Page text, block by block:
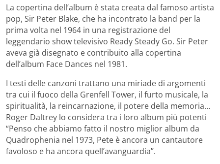
La copertina dell’album è stata creata dal famoso artista
pop, Sir Peter Blake, che ha incontrato la band per la
prima volta nel 1964 in una registrazione del
leggendario show televisivo Ready Steady Go. Sir Peter
aveva già disegnato e contribuito alla copertina
dell’album Face Dances nel 1981.
I testi delle canzoni trattano una miriade di argomenti
tra cui il fuoco della Grenfell Tower, il furto musicale, la
spiritualità, la reincarnazione, il potere della memoria…
Roger Daltrey lo considera tra i loro album più potenti
“Penso che abbiamo fatto il nostro miglior album da
Quadrophenia nel 1973, Pete è ancora un cantautore
favoloso e ha ancora quell’avanguardia”.